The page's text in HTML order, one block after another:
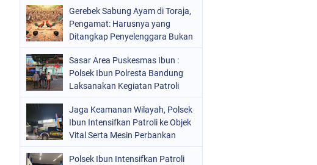
Gerebek Sabung Ayam di Toraja,
Pengamat: Harusnya yang
Ditangkap Penyelenggara Bukan
Sasar Area Puskesmas Ibun :
Polsek Ibun Polresta Bandung
Laksanakan Kegiatan Patroli
Jaga Keamanan Wilayah, Polsek
Ibun Intensifkan Patroli ke Objek
Vital Serta Mesin Perbankan
Polsek Ibun Intensifkan Patroli